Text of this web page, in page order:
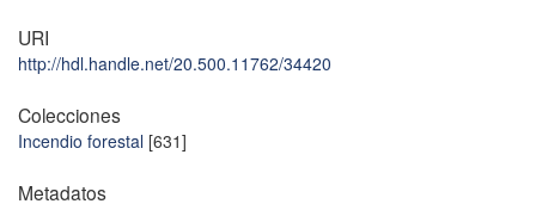
URI
http://hdl.handle.net/20.500.11762/34420
Colecciones
Incendio forestal [631]
Metadatos